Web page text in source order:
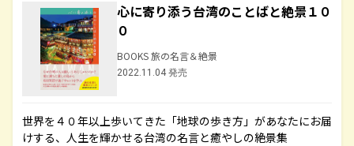
心に寄り添う台湾のことばと絶景１０
０
BOOKS 旅の名言＆絶景
2022.11.04 発売
世界を４０年以上歩いてきた「地球の歩き方」があなたにお届
けする、人生を輝かせる台湾の名言と癒やしの絶景集